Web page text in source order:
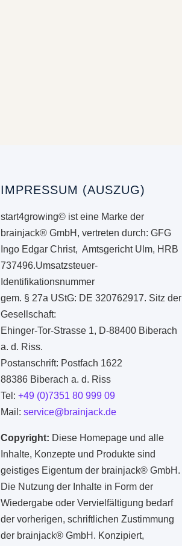
IMPRESSUM (AUSZUG)
start4growing© ist eine Marke der
brainjack® GmbH, vertreten durch: GFG
Ingo Edgar Christ, Amtsgericht Ulm, HRB
737496.Umsatzsteuer-
Identifikationsnummer
gem. § 27a UStG: DE 320762917. Sitz der
Gesellschaft:
Ehinger-Tor-Strasse 1, D-88400 Biberach
a. d. Riss.
Postanschrift: Postfach 1622
88386 Biberach a. d. Riss
Tel:+49 (0)7351 80 999 09
Mail:service@brainjack.de
Copyright: Diese Homepage und alle
Inhalte, Konzepte und Produkte sind
geistiges Eigentum der brainjack® GmbH.
Die Nutzung der Inhalte in Form der
Wiedergabe oder Vervielfältigung bedarf
der vorherigen, schriftlichen Zustimmung
der brainjack® GmbH. Konzipiert,